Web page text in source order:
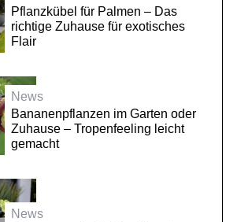
Pflanzkübel für Palmen – Das
richtige Zuhause für exotisches
Flair
News
Bananenpflanzen im Garten oder
Zuhause – Tropenfeeling leicht
gemacht
News